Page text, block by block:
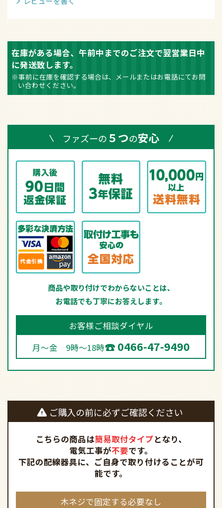
在庫がある場合、午前中までのご注文で翌営業日中
に発送致します。
※事前に在庫を確認する場合は、メールまたはお電話にてお問
い合わせください。
ファズーの５つの安心
商品や取り付けでわからないことは、
お電話でも丁寧にお答えします。
お客様ご相談ダイヤル
月～金 9時～18時
0466-47-9490
ご購入の前に必ずご確認ください
こちらの商品は簡易取付タイプとなり、
電気工事が不要です。
下記の配線器具に、ご自身で取り付けることが可
能です。
木ネジで固定する必要なし